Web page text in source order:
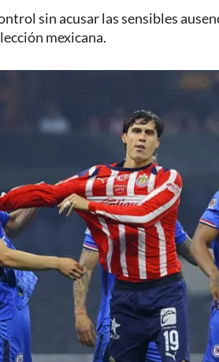
sin acusar las sensibles
mexicana.